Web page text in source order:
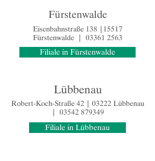
Fürstenwalde
Eisenbahnstraße 138 |15517
Fürstenwalde | 03361 2563
Filiale in Fürstenwalde
Lübbenau
Robert-Koch-Straße 42 | 03222 Lübbenau
| 03542 879349
Filiale in Lübbenau